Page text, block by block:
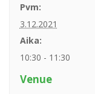
Pvm:
3.12.2021
Aika:
10:30 - 11:30
Venue